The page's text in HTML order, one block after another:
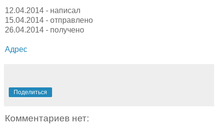
12.04.2014 - написал
15.04.2014 - отправлено
26.04.2014 - получено
Адрес
Поделиться
Комментариев нет: